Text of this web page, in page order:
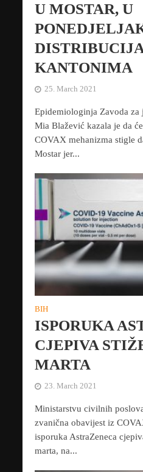
U MOSTAR, U
KANTONIMA
25. March 2021
Epidemiologinja Zavoda
Mia Blažević kazala je da
COVAX mehanizma stigle
Mostar jer...
BIH
ISPORUKA
CJEPIVA
MARTA
23. March 2021
Ministarstvu civilnih
zvanična obavijest iz
isporuka AstraZeneca
marta, na...